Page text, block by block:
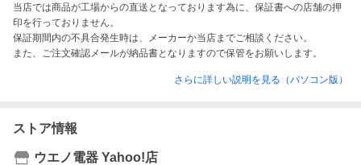
当店では商品が工場からの直送となっております為に、保証書への店舗の押
印を行っておりません。
保証期間内の不具合発生時は、メーカーか当店までご相談ください。
また、ご注文確認メールが納品書となりますので保管をお願いします。
さらに詳しい説明を見る（パソコン版）
ストア情報
ウエノ電器 Yahoo!店